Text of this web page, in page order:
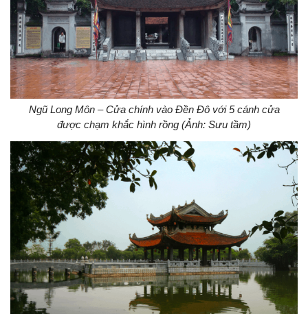
Ngũ Long Môn – Cửa chính vào Đền Đô với 5 cánh cửa
được chạm khắc hình rồng (Ảnh: Sưu tầm)